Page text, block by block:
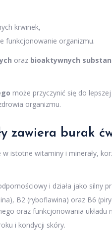
krwinek,
funkcjonowanie organizmu.
oraz bioaktywnych
może przyczynić się do
organizmu.
zawiera burak
istotne witaminy i minerały,
i działa jako silny
B2 (ryboflawina) oraz B6
oraz funkcjonowania układu
i kondycji skóry.